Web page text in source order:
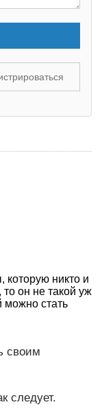
которую никто и
он не такой уж
можно стать
своим
следует.